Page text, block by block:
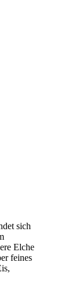
sich
Elche
feines